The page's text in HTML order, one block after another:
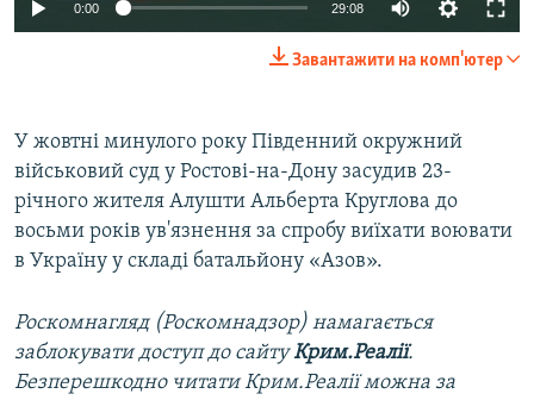
720p 1080p
0:00 29:08
720p
1080p
Завантажити на комп'ютер
У жовтні минулого року Південний окружний
військовий суд у Ростові-на-Дону засудив 23-
річного жителя Алушти Альберта Круглова до
восьми років ув'язнення за спробу виїхати воювати
в Україну у складі батальйону «Азов».
Роскомнагляд (Роскомнадзор) намагається
заблокувати доступ до сайтуКрим.Реалії.
Безперешкодно читати Крим.Реалії можна за